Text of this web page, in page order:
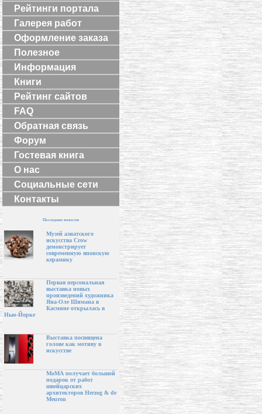
Рейтинги портала
Галерея работ
Оформление заказа
Полезное
Информация
Книги
Рейтинг сайтов
FAQ
Обратная связь
Форум
Гостевая книга
О нас
Социальные сети
Контакты
Последние новости
Музей азиатского
искусства Crow
демонстрирует
современную японскую
керамику
Первая персональная
выставка новых
произведений художника
Яна-Оле Шимана в
Касмине открылась в
Нью-Йорке
Выставка посвящена
голове как мотиву в
искусстве
МоМА получает большой
подарок от работ
швейцарских
архитекторов Herzog & de
Meuron